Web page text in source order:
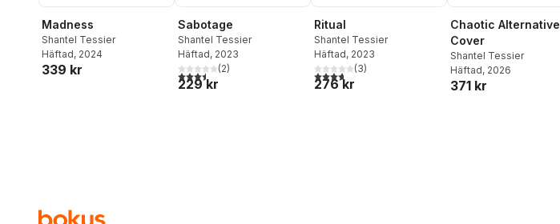
Madness
Shantel Tessier
Häftad, 2024
339 kr
Sabotage
Shantel Tessier
Häftad, 2023
3,5utav 5 stjärnor. Totalt antal röster:
(2)
229 kr
Ritual
Shantel Tessier
Häftad, 2023
3,7utav 5 stjärnor. Totalt antal röster:
(3)
276 kr
Chaotic Alternative
Cover
Shantel Tessier
Häftad, 2026
371 kr